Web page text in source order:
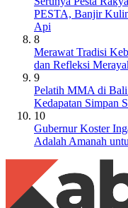
PESTA, Banjir
Api
8
Merawat Tradisi
dan Refleksi
9
Pelatih MMA di
Kedapatan Simpan
10
Gubernur Koster
Adalah Amanah